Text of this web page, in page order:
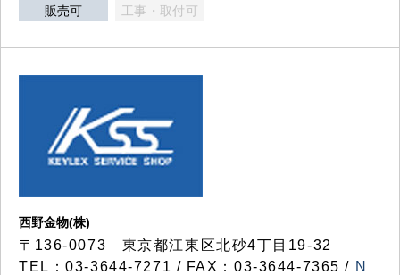
販売可 工事・取付可
西野金物(株)
〒136-0073 東京都江東区北砂4丁目19-32
TEL：03‐3644‐7271 / FAX：03-3644-7365 / N